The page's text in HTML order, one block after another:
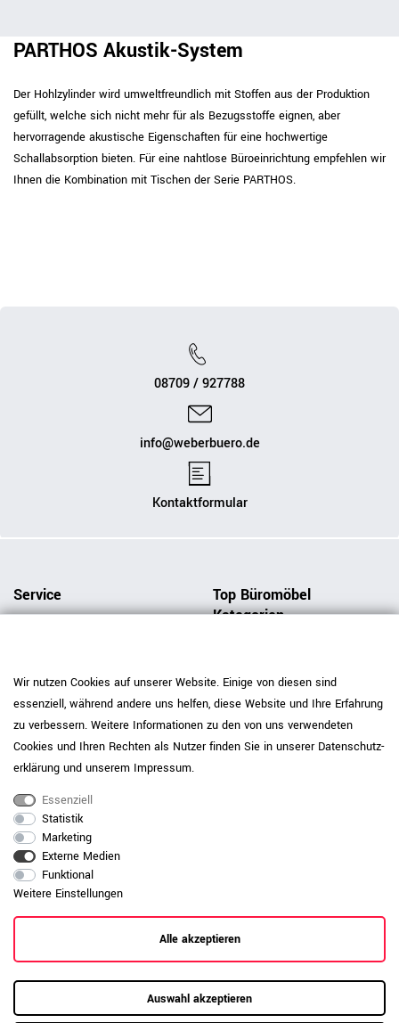
PARTHOS Akustik-System
Der Hohlzylinder wird umweltfreundlich mit Stoffen aus der Produktion
gefüllt, welche sich nicht mehr für als Bezugsstoffe eignen, aber
hervorragende akustische Eigenschaften für eine hochwertige
Schallabsorption bieten. Für eine nahtlose Büroeinrichtung empfehlen wir
Ihnen die Kombination mit Tischen der Serie PARTHOS.
08709 / 927788
info@weberbuero.de
Kontaktformular
Service
Magazin
Produktkatalog
Möbelmontage
Schadensmeldung
Aufbauanleitungen
Helpcenter
Materialien & Stoffe
Beratung buchen
Kontaktformular
Über uns
Top Büromöbel
Kategorien
Akustik-Stellwände
Rollcontainer
Bürostühle
Landshut
Zürich
Wir nutzen Cookies auf unserer Website. Einige von diesen sind
essenziell, während andere uns helfen, diese Website und Ihre Erfahrung
zu verbessern. Weitere Informationen zu den von uns verwendeten
Cookies und Ihren Rechten als Nutzer finden Sie in unserer Daten­schutz­
erklärung und unserem Impressum.
Essenziell
Statistik
Marketing
Externe Medien
Funktional
Weitere Einstellungen
Alle akzeptieren
Auswahl akzeptieren